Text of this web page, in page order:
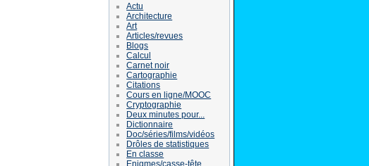
Actu
Architecture
Art
Articles/revues
Blogs
Calcul
Carnet noir
Cartographie
Citations
Cours en ligne/MOOC
Cryptographie
Deux minutes pour...
Dictionnaire
Doc/séries/films/vidéos
Drôles de statistiques
En classe
Enigmes/casse-tête